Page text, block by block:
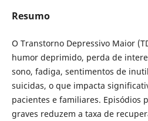
Resumo
O Transtorno Depressivo Maior
humor deprimido, perda de
sono, fadiga, sentimentos de
suicidas, o que impacta
pacientes e familiares. Episódios
graves reduzem a taxa de